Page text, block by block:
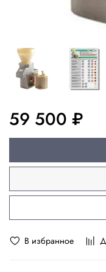
В избранное
59 500 ₽